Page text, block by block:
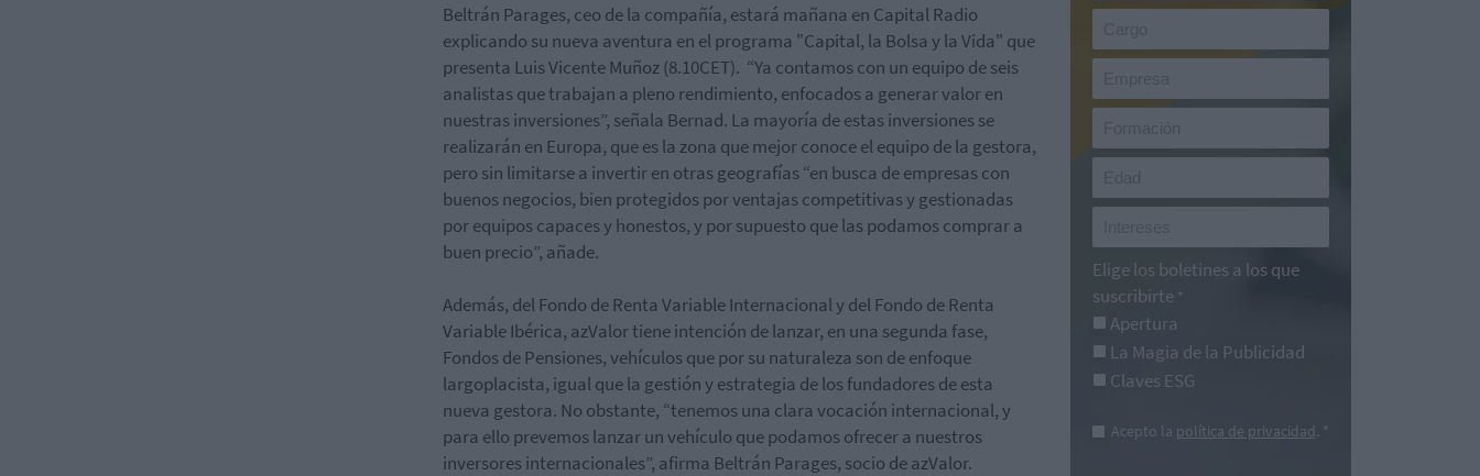
Beltrán Parages, ceo de la compañía, estará mañana en Capital Radio
explicando su nueva aventura en el programa "Capital, la Bolsa y la Vida" que
presenta Luis Vicente Muñoz (8.10CET). “Ya contamos con un equipo de seis
analistas que trabajan a pleno rendimiento, enfocados a generar valor en
nuestras inversiones”, señala Bernad. La mayoría de estas inversiones se
realizarán en Europa, que es la zona que mejor conoce el equipo de la gestora,
pero sin limitarse a invertir en otras geografías “en busca de empresas con
buenos negocios, bien protegidos por ventajas competitivas y gestionadas
por equipos capaces y honestos, y por supuesto que las podamos comprar a
buen precio”, añade.
Además, del Fondo de Renta Variable Internacional y del Fondo de Renta
Variable Ibérica, azValor tiene intención de lanzar, en una segunda fase,
Fondos de Pensiones, vehículos que por su naturaleza son de enfoque
largoplacista, igual que la gestión y estrategia de los fundadores de esta
nueva gestora. No obstante, “tenemos una clara vocación internacional, y
para ello prevemos lanzar un vehículo que podamos ofrecer a nuestros
inversores internacionales”, afirma Beltrán Parages, socio de azValor.
Elige los boletines a los que
suscribirte *
Apertura
La Magia de la Publicidad
Claves ESG
Acepto la política de privacidad. *